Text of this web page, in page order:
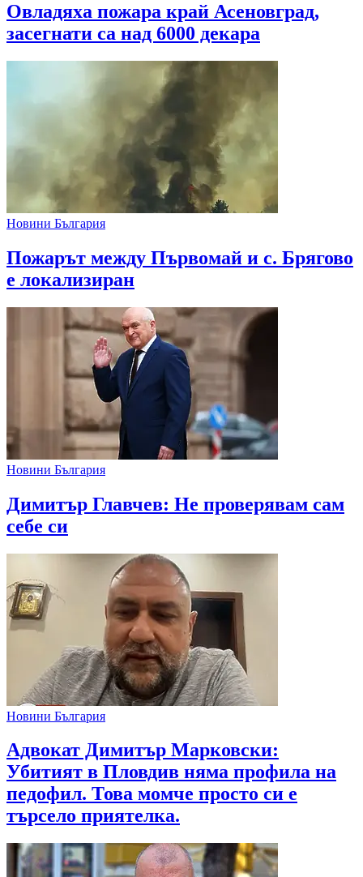
Овладяха пожара край Асеновград,
засегнати са над 6000 декара
Новини България
Пожарът между Първомай и с. Брягово
е локализиран
Новини България
Димитър Главчев: Не проверявам сам
себе си
Новини България
Адвокат Димитър Марковски:
Убитият в Пловдив няма профила на
педофил. Това момче просто си е
търсело приятелка.